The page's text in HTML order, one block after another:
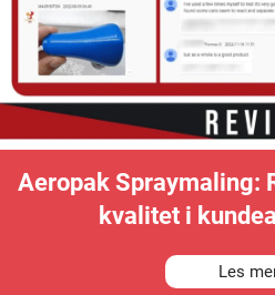
Aeropak Spraymaling:
kvalitet i
Les